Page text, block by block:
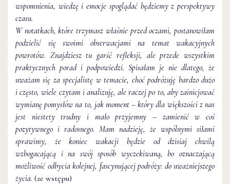
wspomnienia, wiedzę i emocje spoglądać będziemy z perspektywy
czasu.
W notatkach, które trzymasz właśnie przed oczami, postanowiłam
podzielić się swoimi obserwacjami na temat wakacyjnych
powrotów. Znajdziesz tu garść refleksji, ale przede wszystkim
praktycznych porad i podpowiedzi. Spisałam je nie dlatego, że
uważam się za specjalistę w temacie, choć podróżuję bardzo dużo
i często, wiele czytam i analizuję, ale raczej po to, aby zainicjować
wymianę pomysłów na to, jak moment – który dla większości z nas
jest niestety trudny i mało przyjemny – zamienić w coś
pozytywnego i radosnego. Mam nadzieję, że wspólnymi siłami
sprawimy, że koniec wakacji będzie od dzisiaj chwilą
wzbogacającą i na swój sposób wyczekiwaną, bo oznaczającą
możliwość odbycia kolejnej, fascynującej podróży: do uważniejszego
życia. (ze wstępu)